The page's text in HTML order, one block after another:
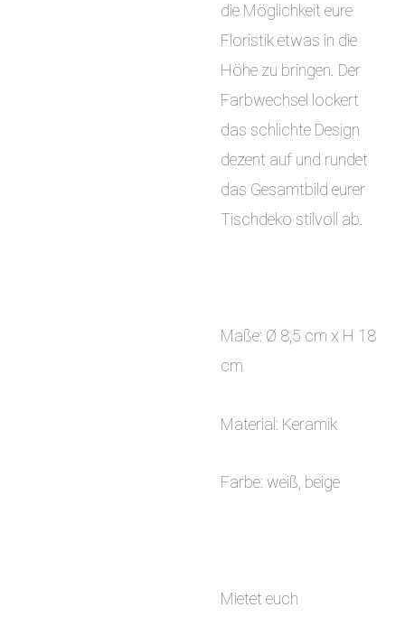
die Möglichkeit eure
Floristik etwas in die
Höhe zu bringen. Der
Farbwechsel lockert
das schlichte Design
dezent auf und rundet
das Gesamtbild eurer
Tischdeko stilvoll ab.
Maße: Ø 8,5 cm x H 18
cm
Material: Keramik
Farbe: weiß, beige
Mietet euch